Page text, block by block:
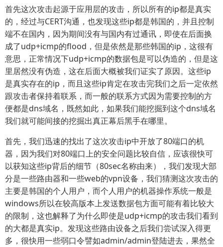
首先这次攻击起源于应用层的攻击，所以所有的ip都是真实
的，经过与CERT沟通，也发现这些ip都是韩国的，并且控制
端不在国内，因为期间没有与国内有过通讯，即使在后面换
成了udp+icmp的flood，但是依然是那些韩国的ip，这很有
意思，正常情况下udp+icmp的数据包是可以伪造的，但是这
里居然没有伪造，这在后面大概被我们证实了原因。这些ip
是真实存在的ip，而且这些ip肯定在攻击完我们之后一定依然
跟攻击者保持着联系，而一般的联系方式因为需要控制的方
便都是dns域名，既然如此，如果我们能挖掘到这个dns域名
我们就可能间接的挖掘出真正幕后黑手在哪里。
首先，我们迅速的找出了这次攻击ip中开放了80端口的机
器，因为我们对80端口上的安全问题比较自信，应该很快可
以获知这些ip背后的细节（80sec名称由来），我们发现大部
分是一些路由器和一些web的vpn设备，我们猜测这次攻击的
主要是韩国的个人用户，而个人用户的机器操作系统一般是
windows所以在较高版本上发送数据包方面可能有着比较大
的限制，这也解释了为什么即使是udp+icmp的攻击我们看到
的大都是真实ip。发现这些路由设备之后我们尝试深入得更
多，很快用一些弱口令譬如admin/admin登陆进去，果然全